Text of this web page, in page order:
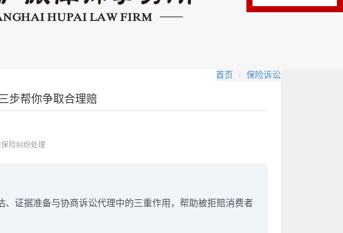
首页 保险诉讼
步帮你争取合理赔
险纠纷处理
证据准备与协商诉讼代理中的三重作用，帮助被拒赔消费者